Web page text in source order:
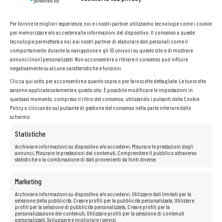
Per fornire le migliori esperienze, noi e i nostri partner utilizziamo tecnologie come i cookie
per memorizzare e/o accedere alle informazioni del dispositivo. Il consenso a queste
tecnologie permetterà a noi e ai nostri partner di elaborare dati personali come il
comportamento durante la navigazione o gli ID univoci su questo sito e di mostrare
annunci (non) personalizzati. Non acconsentire o ritirare il consenso può influire
negativamente su alcune caratteristiche e funzioni.
Clicca qui sotto per acconsentire a quanto sopra o per fare scelte dettagliate. Le tue scelte
saranno applicate solamente a questo sito. È possibile modificare le impostazioni in
qualsiasi momento, compreso il ritiro del consenso, utilizzando i pulsanti della Cookie
Policy o cliccando sul pulsante di gestione del consenso nella parte inferiore dello
schermo.
Statistiche
Archiviare informazioni su dispositivo e/o accedervi, Misurare le prestazioni degli
annunci, Misurare le prestazioni dei contenuti, Comprendere il pubblico attraverso
statistiche o la combinazione di dati provenienti da fonti diverse.
Marketing
Archiviare informazioni su dispositivo e/o accedervi, Utilizzare dati limitati per la
selezione della pubblicità, Creare profili per la pubblicità personalizzata, Utilizzare
profili per la selezione di pubblicità personalizzata, Creare profili per la
personalizzazione dei contenuti, Utilizzare profili per la selezione di contenuti
personalizzati, Sviluppare e migliorare i servizi.
Processore Intel® Core™ i7-6820HQ
I processoriIntel Core i7sono la soluzione perfetta per chi cerca
potenza e velocità nel proprio computer. Aumentano la dinamica di
funzionamento, consentendo agli utenti di aprire rapidamente file e
programmi e di passare istantaneamente da un’applicazione all’altra e
da un sito web all’altro. Inoltre, questi processori offrono eccezionali
capacità di intrattenimento e una riproduzione fluida di film in alta
definizione.